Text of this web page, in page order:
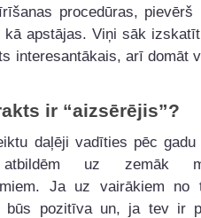
procedūras, pievērš
apstājas. Viņi sāk
interesantākais, arī domāt
ir “aizsērējis”?
daļēji vadīties pēc
uz zemāk
Ja uz vairākiem no
būs pozitīva un, ja tev ir